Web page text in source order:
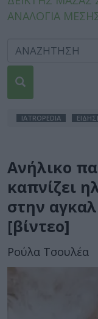
ΑΝΑΛΟΓΙΑ
IATROPEDIA
Ανήλικο
καπνίζει
στην
[βίντεο]
Ρούλα Τσουλέα